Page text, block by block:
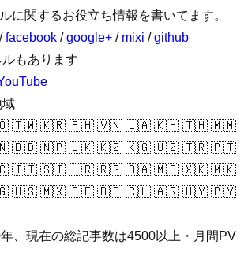
に関するお役立ち情報を書いてます。
/facebook /google+ / mixi /github
もあります
域
🇹🇼 🇰🇷 🇵🇭 🇻🇳 🇱🇦 🇰🇭 🇹🇭 🇲🇲
🇧🇩 🇳🇵 🇱🇰 🇰🇿 🇰🇬 🇺🇿 🇹🇷 🇵🇹
🇮🇹 🇸🇮 🇭🇷 🇷🇸 🇧🇦 🇲🇪 🇽🇰 🇲🇰
🇺🇸 🇲🇽 🇵🇪 🇧🇴 🇨🇱 🇦🇷 🇺🇾 🇵🇾
、現在の総記事数は4500以上・月間PV